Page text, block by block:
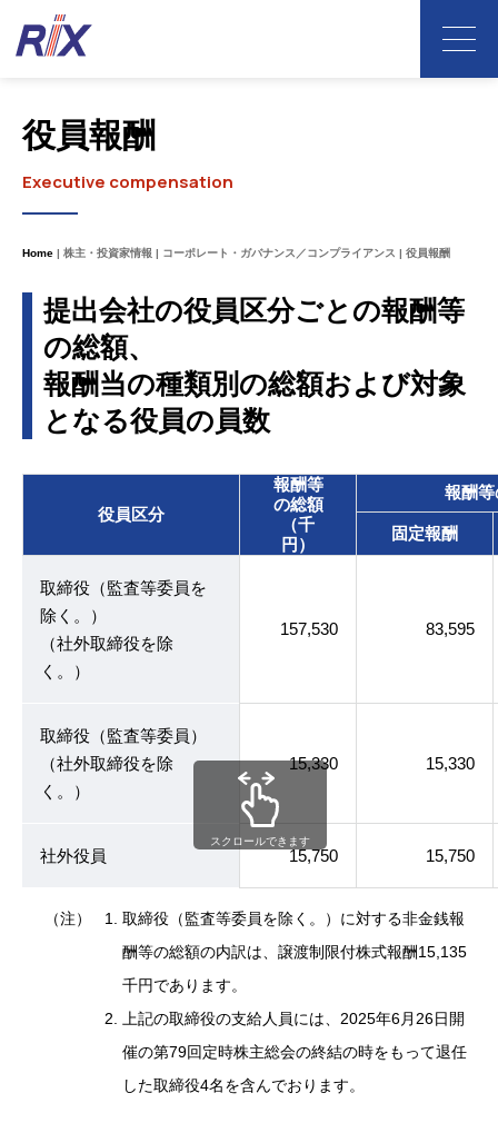
Home 株主・投資家情報 コーポレート・ガバナンス／コンプライアンス 役員報酬
役員報酬
Executive compensation
提出会社の役員区分ごとの報酬等
の総額、
報酬当の種類別の総額および対象
となる役員の員数
役員区分
報酬等
の総額
（千
円）
報酬
固定報酬
取締役（監査等委員を
除く。）
（社外取締役を除
く。）
157,530 83,595
取締役（監査等委員）
（社外取締役を除
く。）
15,330 15,330
社外役員 15,750 15,750
（注）
取締役（監査等委員を除く。）に対する非金銭報
酬等の総額の内訳は、譲渡制限付株式報酬15,135
千円であります。
上記の取締役の支給人員には、2025年6月26日開
催の第79回定時株主総会の終結の時をもって退任
した取締役4名を含んでおります。
スクロールできます